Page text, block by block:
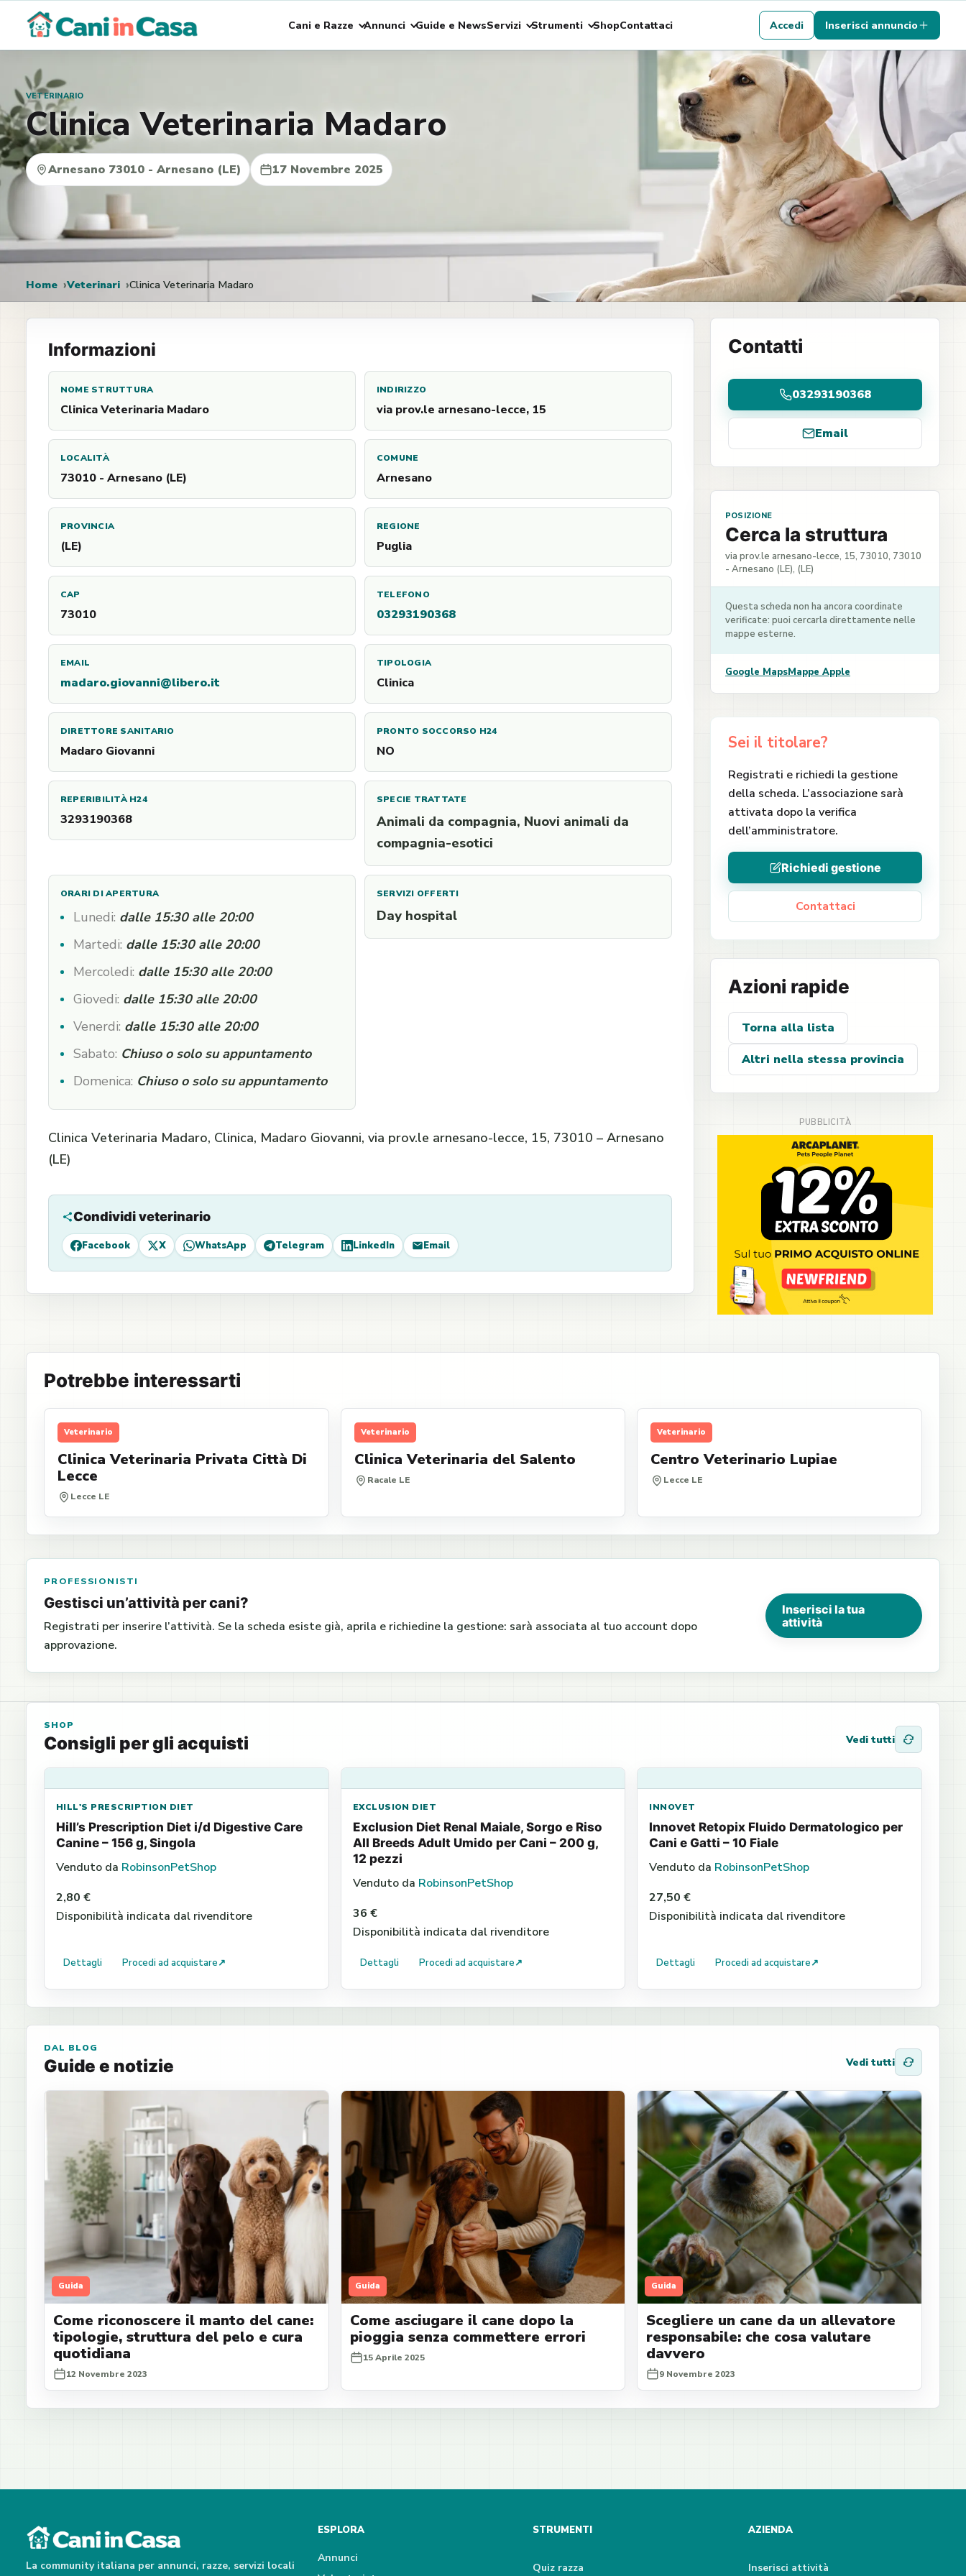
contenuto
Cani e Razze Annunci Guide e NewsServizi Strumenti ShopContattaci Accedi Inserisci annuncio
VETERINARIO
Clinica Veterinaria Madaro
Arnesano 73010 - Arnesano (LE) 17 Novembre 2025
Home Veterinari Clinica Veterinaria Madaro
Informazioni
NOME STRUTTURA
Clinica Veterinaria Madaro
INDIRIZZO
via prov.le arnesano-lecce, 15
LOCALITÀ
73010 - Arnesano (LE)
COMUNE
Arnesano
PROVINCIA
(LE)
REGIONE
Puglia
CAP
73010
TELEFONO
03293190368
EMAIL
madaro.giovanni@libero.it
TIPOLOGIA
Clinica
DIRETTORE SANITARIO
Madaro Giovanni
PRONTO SOCCORSO H24
NO
REPERIBILITÀ H24
3293190368
SPECIE TRATTATE
Animali da compagnia, Nuovi animali da
compagnia-esotici
ORARI DI APERTURA
Lunedi: dalle 15:30 alle 20:00
Martedi: dalle 15:30 alle 20:00
Mercoledi: dalle 15:30 alle 20:00
Giovedi: dalle 15:30 alle 20:00
Venerdi: dalle 15:30 alle 20:00
Sabato: Chiuso o solo su appuntamento
Domenica: Chiuso o solo su appuntamento
SERVIZI OFFERTI
Day hospital
Clinica Veterinaria Madaro, Clinica, Madaro Giovanni, via prov.le arnesano-lecce, 15, 73010 – Arnesano
(LE)
Condividi veterinario
Facebook X WhatsApp Telegram LinkedIn Email
Contatti
03293190368
Email
POSIZIONE
Cerca la struttura
via prov.le arnesano-lecce, 15, 73010, 73010
- Arnesano (LE), (LE)
Questa scheda non ha ancora coordinate
verificate: puoi cercarla direttamente nelle
mappe esterne.
Google MapsMappe Apple
Sei il titolare?
Registrati e richiedi la gestione
della scheda. L’associazione sarà
attivata dopo la verifica
dell’amministratore.
Richiedi gestione
Contattaci
Azioni rapide
Torna alla lista
Altri nella stessa provincia
Potrebbe interessarti
Veterinario
Clinica Veterinaria Privata Città Di
Lecce
Lecce LE
Veterinario
Clinica Veterinaria del Salento
Racale LE
Veterinario
Centro Veterinario Lupiae
Lecce LE
PROFESSIONISTI
Gestisci un’attività per cani?
Registrati per inserire l’attività. Se la scheda esiste già, aprila e richiedine la gestione: sarà associata al tuo account dopo
approvazione.
Inserisci la tua
attività
SHOP
Consigli per gli acquisti Vedi tutti
HILL'S PRESCRIPTION DIET
Hill’s Prescription Diet i/d Digestive Care
Canine – 156 g, Singola
Venduto da RobinsonPetShop
2,80 €
Disponibilità indicata dal rivenditore
Dettagli Procedi ad acquistare↗
EXCLUSION DIET
Exclusion Diet Renal Maiale, Sorgo e Riso
All Breeds Adult Umido per Cani – 200 g,
12 pezzi
Venduto da RobinsonPetShop
36 €
Disponibilità indicata dal rivenditore
Dettagli Procedi ad acquistare↗
INNOVET
Innovet Retopix Fluido Dermatologico per
Cani e Gatti – 10 Fiale
Venduto da RobinsonPetShop
27,50 €
Disponibilità indicata dal rivenditore
Dettagli Procedi ad acquistare↗
DAL BLOG
Guide e notizie Vedi tutti
Guida
Come riconoscere il manto del cane:
tipologie, struttura del pelo e cura
quotidiana
12 Novembre 2023
Guida
Come asciugare il cane dopo la
pioggia senza commettere errori
15 Aprile 2025
Guida
Scegliere un cane da un allevatore
responsabile: che cosa valutare
davvero
9 Novembre 2023
La community italiana per annunci, razze, servizi locali
ESPLORA
Annunci
STRUMENTI
Quiz razza
AZIENDA
Inserisci attività